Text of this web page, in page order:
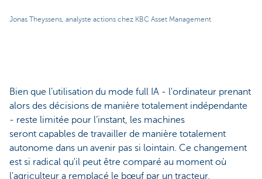
Jonas Theyssens, analyste actions chez KBC Asset Management
Bien que l’utilisation du mode full IA - l'ordinateur prenant
alors des décisions de manière totalement indépendante
- reste limitée pour l’instant, les machines
seront capables de travailler de manière totalement
autonome dans un avenir pas si lointain. Ce changement
est si radical qu'il peut être comparé au moment où
l'agriculteur a remplacé le bœuf par un tracteur.